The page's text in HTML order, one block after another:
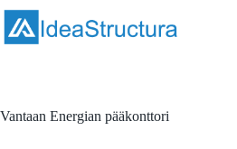
Skip
content
Vantaan Energian pääkonttori